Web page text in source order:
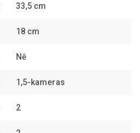
33,5 cm
18 cm
Nē
1,5-kameras
2